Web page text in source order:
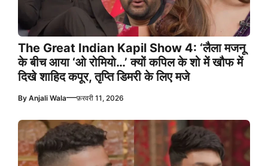
The Great Indian Kapil Show 4: ‘लैला मजनू
के बीच आया ‘ओ रोमियो…’ क्यों कपिल के शो में खौफ में
दिखे शाहिद कपूर, तृप्ति डिमरी के लिए मजे
By Anjali Wala—फ़रवरी 11, 2026